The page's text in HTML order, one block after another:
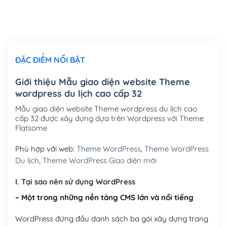
Mua thêm Host + Tên miền
Tên miền quốc tế .com .net .org (1 năm)
Tên miền Việt Nam .vn (1 năm)(+550,000₫)
Hosting 2GB SSD (1 năm)(+450,000₫)
Hosting 5GB SSD (1 năm) (+650,000₫)
Hosting 8GB SSD (1 năm)
ĐẶC ĐIỂM NỔI BẬT
Giới thiệu Mẫu giao diện website Theme
wordpress du lịch cao cấp 32
Mẫu giao diện website Theme wordpress du lịch cao
cấp 32 được xây dựng dựa trên Wordpress với Theme
Flatsome
Phù hợp với web: Theme WordPress, Theme WordPress
Du lịch Theme WordPress Giao diện mới
I. Tại sao nên sử dụng WordPress
– Một trong những nền tảng CMS lớn và nổi tiếng
WordPress đứng đầu danh sách ba gói xây dựng trang